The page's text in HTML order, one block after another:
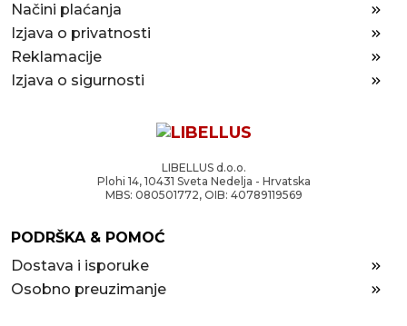
Načini plaćanja
Izjava o privatnosti
Reklamacije
Izjava o sigurnosti
LIBELLUS d.o.o.
Plohi 14, 10431 Sveta Nedelja - Hrvatska
MBS: 080501772, OIB: 40789119569
PODRŠKA & POMOĆ
Dostava i isporuke
Osobno preuzimanje